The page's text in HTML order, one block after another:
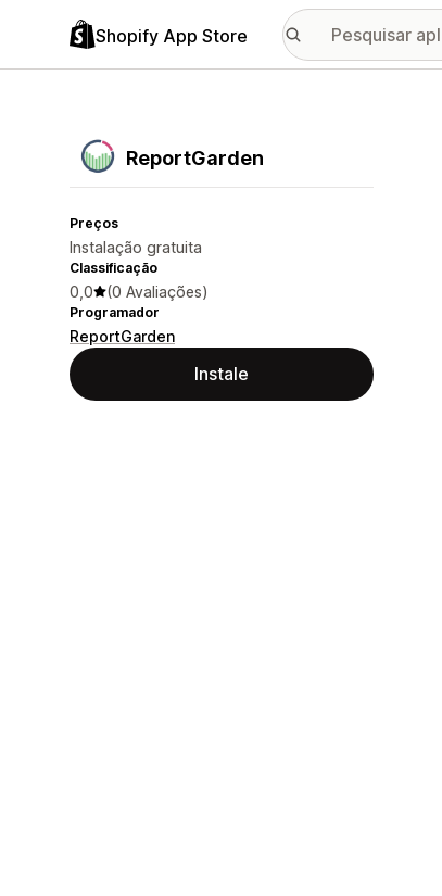
Shopify App Store
ReportGarden
Preços
Instalação gratuita
Classificação
0,0 (0 Avaliações)
Programador
ReportGarden
Instale